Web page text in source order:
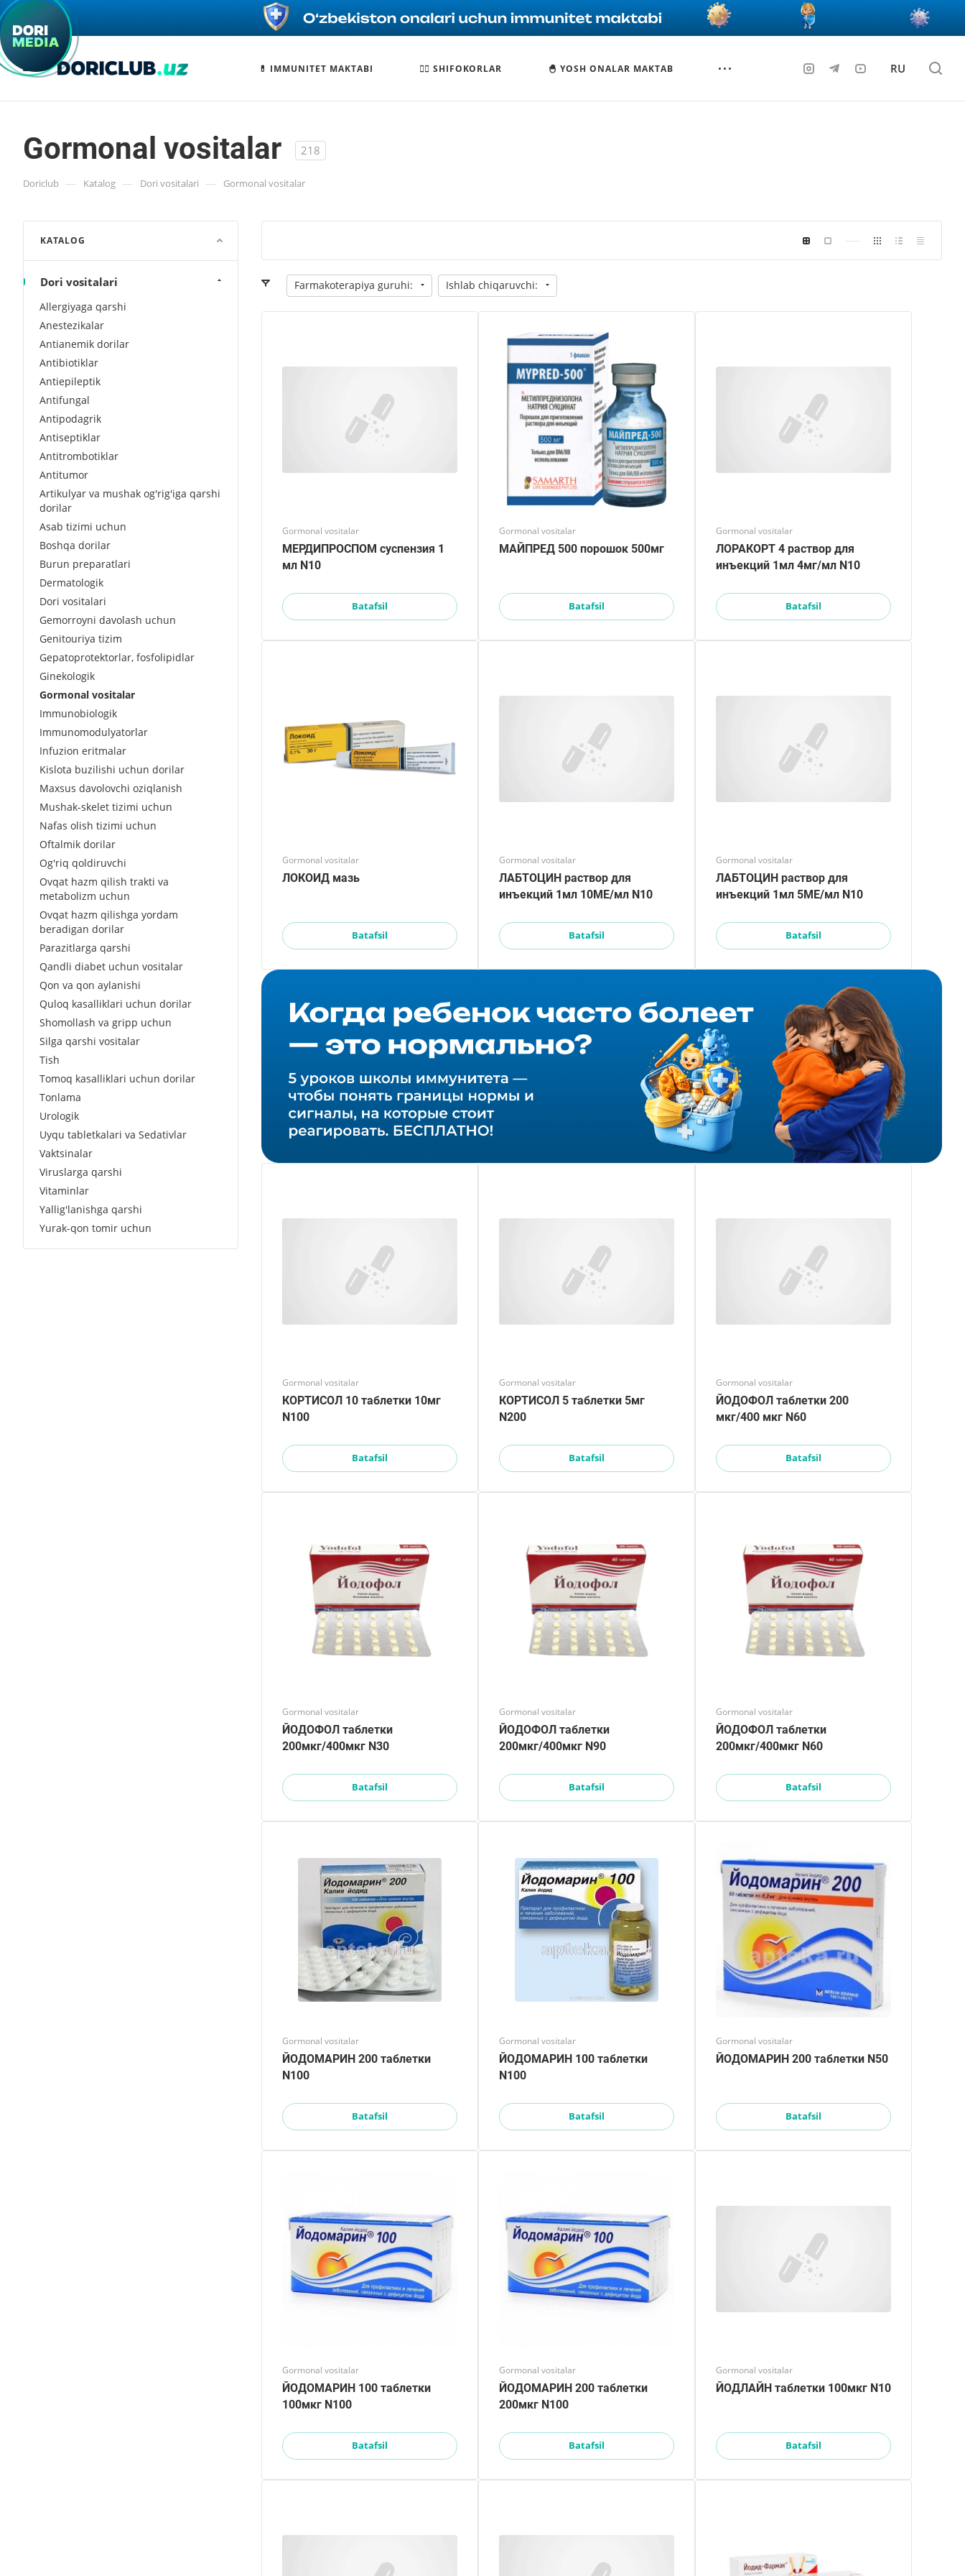
💊 IMMUNITET MAKTABI 🧑‍⚕️ SHIFOKORLAR 🐣 YOSH ONALAR MAKTAB RU
Gormonal vositalar 218
Doriclub — Katalog — Dori vositalari — Gormonal vositalar
Farmakoterapiya guruhi: Ishlab chiqaruvchi:
Gormonal vositalar
МЕРДИПРОСПОМ суспензия 1
мл N10
Batafsil
Gormonal vositalar
МАЙПРЕД 500 порошок 500мг
Batafsil
Gormonal vositalar
ЛОРАКОРТ 4 раствор для
инъекций 1мл 4мг/мл N10
Batafsil
Gormonal vositalar
ЛОКОИД мазь
Batafsil
Gormonal vositalar
ЛАБТОЦИН раствор для
инъекций 1мл 10МЕ/мл N10
Batafsil
Gormonal vositalar
ЛАБТОЦИН раствор для
инъекций 1мл 5МЕ/мл N10
Batafsil
Gormonal vositalar
КОРТИСОЛ 10 таблетки 10мг
N100
Batafsil
Gormonal vositalar
КОРТИСОЛ 5 таблетки 5мг
N200
Batafsil
Gormonal vositalar
ЙОДОФОЛ таблетки 200
мкг/400 мкг N60
Batafsil
Gormonal vositalar
ЙОДОФОЛ таблетки
200мкг/400мкг N30
Batafsil
Gormonal vositalar
ЙОДОФОЛ таблетки
200мкг/400мкг N90
Batafsil
Gormonal vositalar
ЙОДОФОЛ таблетки
200мкг/400мкг N60
Batafsil
Gormonal vositalar
ЙОДОМАРИН 200 таблетки
N100
Batafsil
Gormonal vositalar
ЙОДОМАРИН 100 таблетки
N100
Batafsil
Gormonal vositalar
ЙОДОМАРИН 200 таблетки N50
Batafsil
Gormonal vositalar
ЙОДОМАРИН 100 таблетки
100мкг N100
Batafsil
Gormonal vositalar
ЙОДОМАРИН 200 таблетки
200мкг N100
Batafsil
Gormonal vositalar
ЙОДЛАЙН таблетки 100мкг N10
Batafsil
KATALOG
Dori vositalari
Allergiyaga qarshi
Anestezikalar
Antianemik dorilar
Antibiotiklar
Antiepileptik
Antifungal
Antipodagrik
Antiseptiklar
Antitrombotiklar
Antitumor
Artikulyar va mushak og'rig'iga qarshi
dorilar
Asab tizimi uchun
Boshqa dorilar
Burun preparatlari
Dermatologik
Dori vositalari
Gemorroyni davolash uchun
Genitouriya tizim
Gepatoprotektorlar, fosfolipidlar
Ginekologik
Gormonal vositalar
Immunobiologik
Immunomodulyatorlar
Infuzion eritmalar
Kislota buzilishi uchun dorilar
Maxsus davolovchi oziqlanish
Mushak-skelet tizimi uchun
Nafas olish tizimi uchun
Oftalmik dorilar
Og'riq qoldiruvchi
Ovqat hazm qilish trakti va
metabolizm uchun
Ovqat hazm qilishga yordam
beradigan dorilar
Parazitlarga qarshi
Qandli diabet uchun vositalar
Qon va qon aylanishi
Quloq kasalliklari uchun dorilar
Shomollash va gripp uchun
Silga qarshi vositalar
Tish
Tomoq kasalliklari uchun dorilar
Tonlama
Urologik
Uyqu tabletkalari va Sedativlar
Vaktsinalar
Viruslarga qarshi
Vitaminlar
Yallig'lanishga qarshi
Yurak-qon tomir uchun